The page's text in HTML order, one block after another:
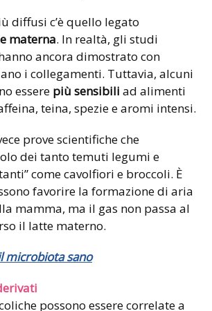
diffusi c’è quello legato
materna. In realtà, gli studi
ancora dimostrato con
i collegamenti. Tuttavia, alcuni
essere più sensibili ad alimenti
teina, spezie e aromi intensi.
prove scientifiche che
dei tanto temuti legumi e
come cavolfiori e broccoli. È
favorire la formazione di aria
mamma, ma il gas non passa al
il latte materno.
microbiota sano
possono essere correlate a